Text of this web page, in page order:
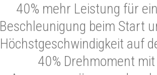
40% mehr Leistung für
Beschleunigung beim Start
Höchstgeschwindigkeit auf
40% Drehmoment